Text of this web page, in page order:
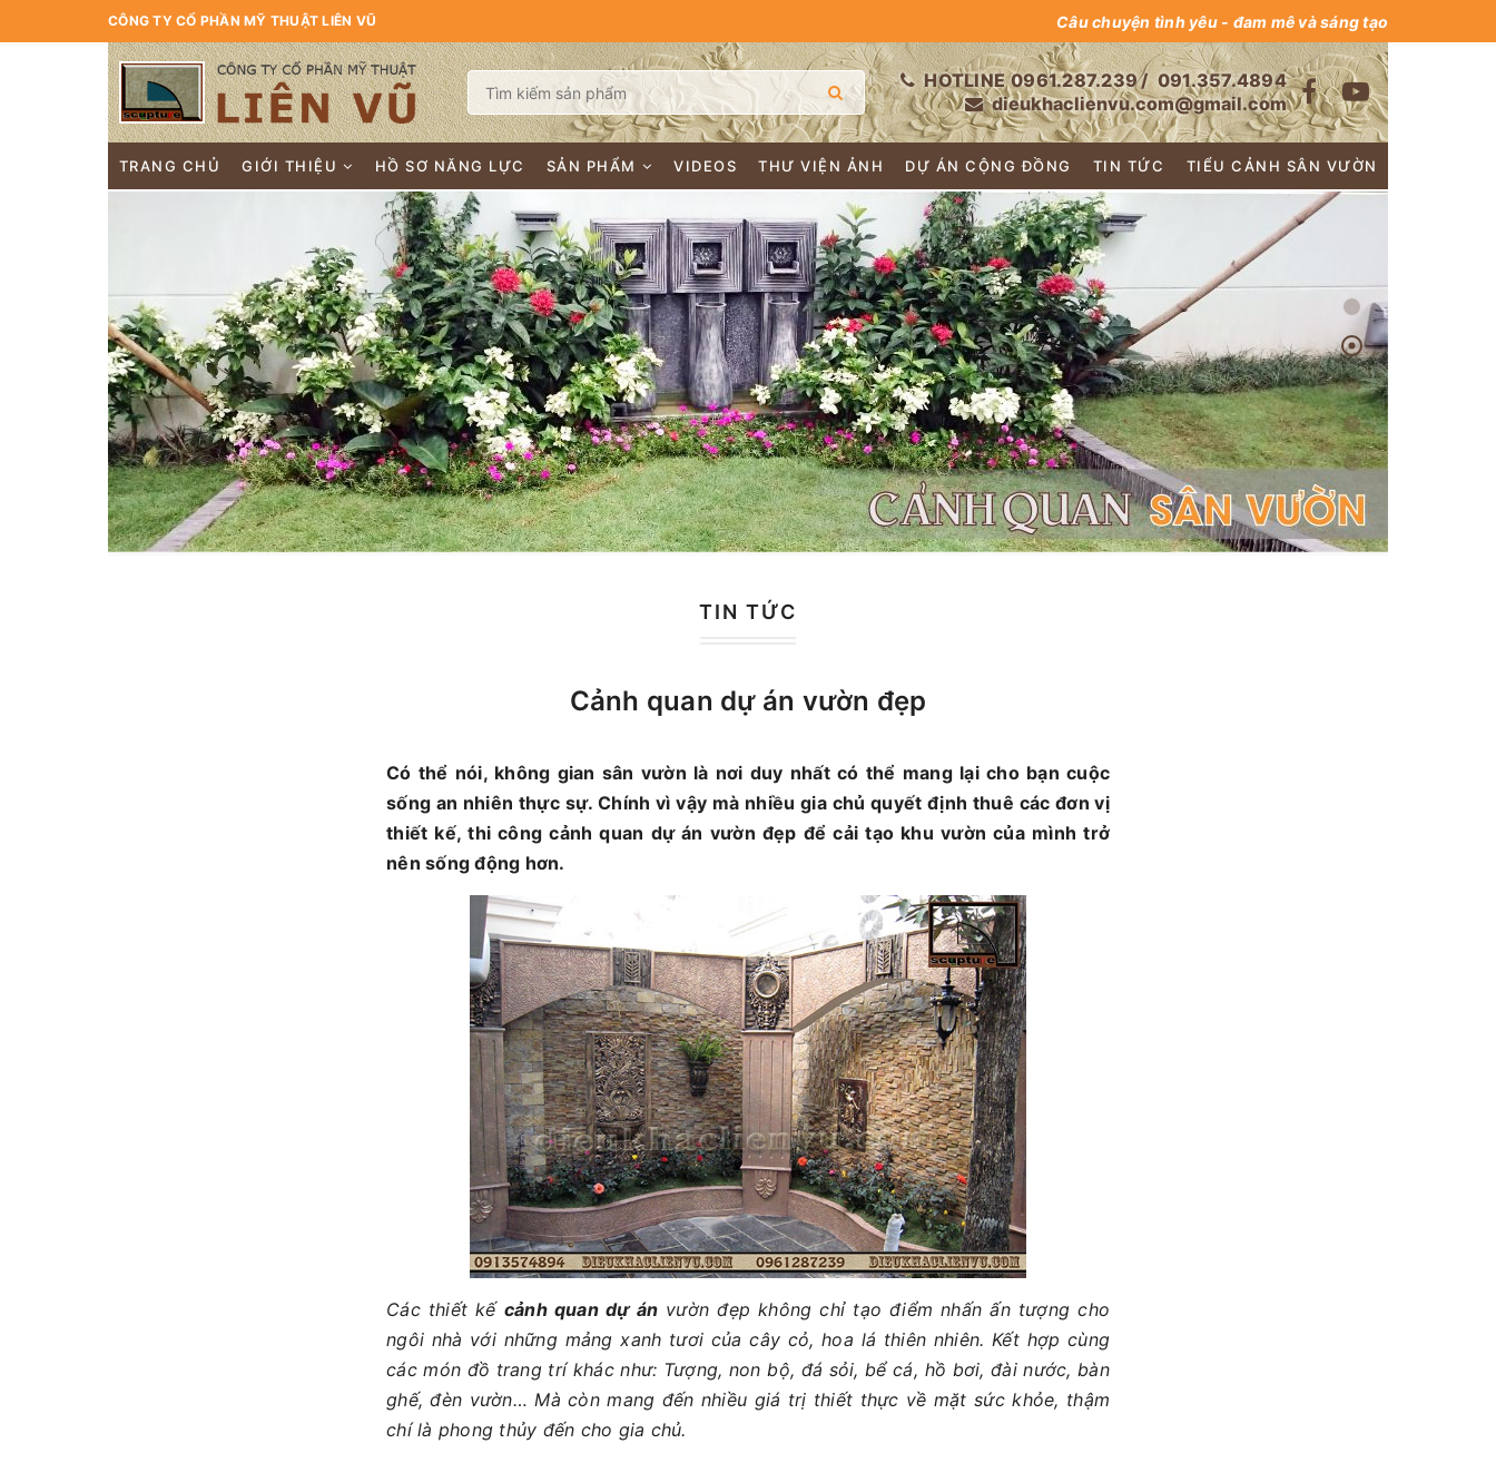
CÔNG TY CỔ PHẦN MỸ THUẬT LIÊN VŨ Câu chuyện tình yêu - đam mê và sáng tạo
HOTLINE 0961.287.239/ 091.357.4894
dieukhaclienvu.com@gmail.com
TRANG CHỦ GIỚI THIỆU HỒ SƠ NĂNG LỰC SẢN PHẨM VIDEOS THƯ VIỆN ẢNH DỰ ÁN CỘNG ĐỒNG TIN TỨC TIỂU CẢNH SÂN VƯỜN
TIN TỨC
Cảnh quan dự án vườn đẹp
Có thể nói, không gian sân vườn là nơi duy nhất có thể mang lại cho bạn cuộc
sống an nhiên thực sự. Chính vì vậy mà nhiều gia chủ quyết định thuê các đơn vị
thiết kế, thi công cảnh quan dự án vườn đẹp để cải tạo khu vườn của mình trở
nên sống động hơn.
Các thiết kế cảnh quan dự án vườn đẹp không chỉ tạo điểm nhấn ấn tượng cho
ngôi nhà với những mảng xanh tươi của cây cỏ, hoa lá thiên nhiên. Kết hợp cùng
các món đồ trang trí khác như: Tượng, non bộ, đá sỏi, bể cá, hồ bơi, đài nước, bàn
ghế, đèn vườn… Mà còn mang đến nhiều giá trị thiết thực về mặt sức khỏe, thậm
chí là phong thủy đến cho gia chủ.